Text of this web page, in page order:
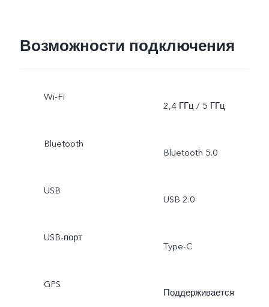
Возможности подключения
Wi-Fi
2,4 ГГц / 5 ГГц
Bluetooth
Bluetooth 5.0
USB
USB 2.0
USB-порт
Type-C
GPS
Поддерживается